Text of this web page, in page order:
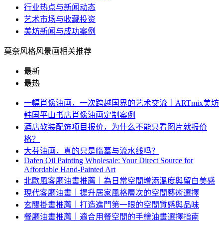
行业热点与新闻动态
艺术市场与收藏投资
美坊新闻与成功案例
莫奈风格风景画相关推荐
最新
最热
一幅肖像油画，一次跨越国界的艺术交流｜ARTmix美坊
韩国平山书店肖像油画定制案例
酒店软装配饰项目报价，为什么不能只看图片就报价
格？
大芬油画，真的只是临摹与流水线吗？
Dafen Oil Painting Wholesale: Your Direct Source for
Affordable Hand-Painted Art
北歐風客廳油畫推薦｜為日常空間增添溫度與留白美感
現代客廳油畫｜提升居家風格層次的空間藝術選擇
玄關掛畫推薦｜打造進門第一眼的空間質感與品味
餐廳油畫推薦｜適合用餐空間的手繪油畫選擇指南